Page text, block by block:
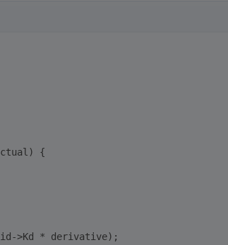
{
>Kd * derivative);